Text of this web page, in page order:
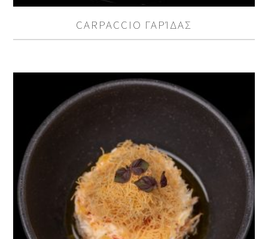
CARPACCIO ΓΑΡΊΔΑΣ